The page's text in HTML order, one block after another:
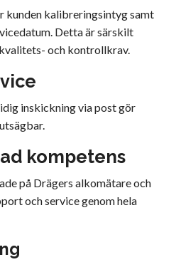
kunden kalibreringsintyg samt
Detta är särskilt
och kontrollkrav.
inskickning via post gör
kompetens
på Drägers alkomätare och
och service genom hela